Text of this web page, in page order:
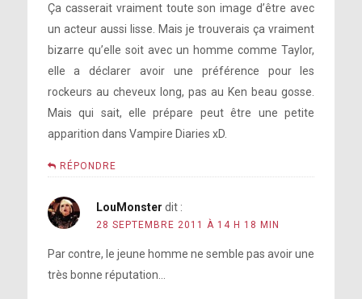
Ça casserait vraiment toute son image d’être avec
un acteur aussi lisse. Mais je trouverais ça vraiment
bizarre qu’elle soit avec un homme comme Taylor,
elle a déclarer avoir une préférence pour les
rockeurs au cheveux long, pas au Ken beau gosse.
Mais qui sait, elle prépare peut être une petite
apparition dans Vampire Diaries xD.
RÉPONDRE
LouMonster dit :
28 SEPTEMBRE 2011 À 14 H 18 MIN
Par contre, le jeune homme ne semble pas avoir une
très bonne réputation…